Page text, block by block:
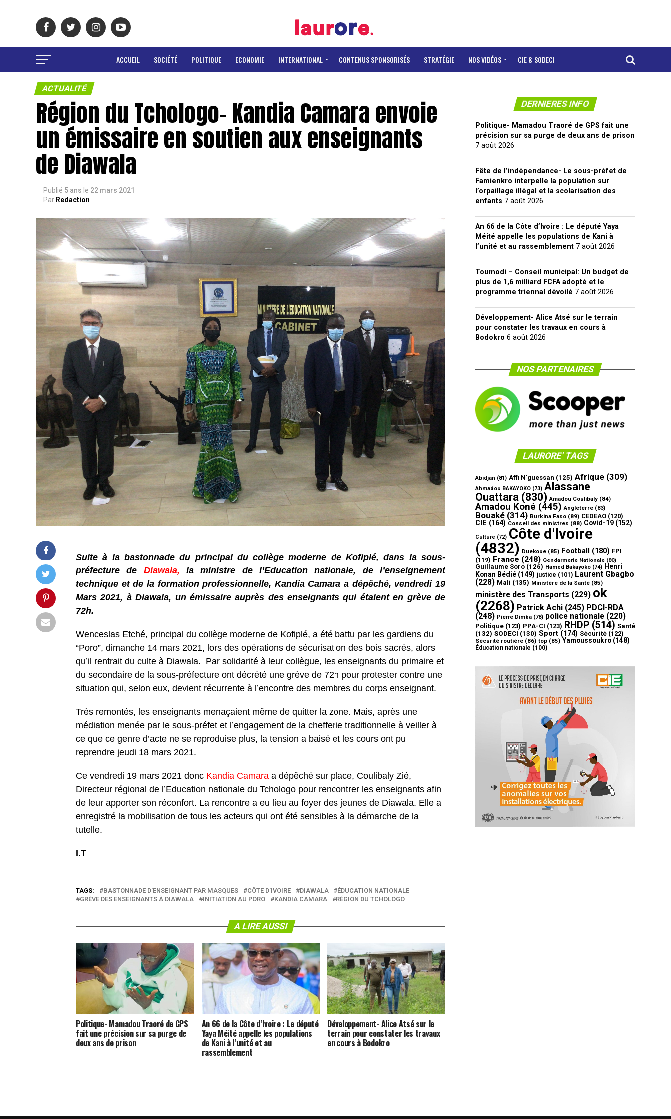
ACCUEIL SOCIÉTÉ POLITIQUE ECONOMIE INTERNATIONAL CONTENUS SPONSORISÉS STRATÉGIE NOS VIDÉOS CIE & SODECI
ACTUALITÉ
Région du Tchologo- Kandia Camara envoie
un émissaire en soutien aux enseignants
de Diawala
Publié 5 ans le 22 mars 2021
Par Redaction
Suite à la bastonnade du principal du collège moderne de Kofiplé, dans la sous-
préfecture de Diawala, la ministre de l’Education nationale, de l’enseignement
technique et de la formation professionnelle, Kandia Camara a dépêché, vendredi 19
Mars 2021, à Diawala, un émissaire auprès des enseignants qui étaient en grève de
72h.
Wenceslas Etché, principal du collège moderne de Kofiplé, a été battu par les gardiens du
“Poro”, dimanche 14 mars 2021, lors des opérations de sécurisation des bois sacrés, alors
qu’il rentrait du culte à Diawala. Par solidarité à leur collègue, les enseignants du primaire et
du secondaire de la sous-préfecture ont décrété une grève de 72h pour protester contre une
situation qui, selon eux, devient récurrente à l’encontre des membres du corps enseignant.
Très remontés, les enseignants menaçaient même de quitter la zone. Mais, après une
médiation menée par le sous-préfet et l’engagement de la chefferie traditionnelle à veiller à
ce que ce genre d’acte ne se reproduise plus, la tension a baisé et les cours ont pu
reprendre jeudi 18 mars 2021.
Ce vendredi 19 mars 2021 donc Kandia Camara a dépêché sur place, Coulibaly Zié,
Directeur régional de l’Education nationale du Tchologo pour rencontrer les enseignants afin
de leur apporter son réconfort. La rencontre a eu lieu au foyer des jeunes de Diawala. Elle a
enregistré la mobilisation de tous les acteurs qui ont été sensibles à la démarche de la
tutelle.
I.T
TAGS: BASTONNADE D'ENSEIGNANT PAR MASQUES CÔTE D'IVOIRE DIAWALA
ÉDUCATION NATIONALE
GRÈVE DES ENSEIGNANTS À DIAWALA
INITIATION AU PORO KANDIA CAMARA RÉGION DU TCHOLOGO
A LIRE AUSSI
Politique- Mamadou Traoré de GPS
fait une précision sur sa purge de
deux ans de prison
An 66 de la Côte d’Ivoire : Le député
Yaya Méité appelle les populations
de Kani à l’unité et au
rassemblement
Développement- Alice Atsé sur le
terrain pour constater les travaux
en cours à Bodokro
DERNIERES INFO
Politique- Mamadou Traoré de GPS fait une
précision sur sa purge de deux ans de prison
7 août 2026
Fête de l’indépendance- Le sous-préfet de
Famienkro interpelle la population sur
l’orpaillage illégal et la scolarisation des
enfants 7 août 2026
An 66 de la Côte d’Ivoire : Le député Yaya
Méité appelle les populations de Kani à
l’unité et au rassemblement 7 août 2026
Toumodi – Conseil municipal: Un budget de
plus de 1,6 milliard FCFA adopté et le
programme triennal dévoilé 7 août 2026
Développement- Alice Atsé sur le terrain
pour constater les travaux en cours à
Bodokro 6 août 2026
NOS PARTENAIRES
LAURORE’ TAGS
Abidjan (81) Affi N'guessan (125) Afrique (309)
Ahmadou BAKAYOKO (73) Alassane
Ouattara (830) Amadou Coulibaly (84)
Amadou Koné (445) Angleterre (83)
Bouaké (314) Burkina Faso (89) CEDEAO (120)
CIE (164) Conseil des ministres (88) Covid-19 (152)
Culture (72) Côte d'Ivoire
(4832) Duekoue (85) Football (180) FPI
(119) France (248) Gendarmerie Nationale (80)
Guillaume Soro (126) Hamed Bakayoko (74) Henri
Konan Bédié (149) justice (101) Laurent Gbagbo
(228) Mali (135) Ministère de la Santé (85)
ministère des Transports (229) ok
(2268) Patrick Achi (245) PDCI-RDA
(248) Pierre Dimba (78) police nationale (220)
Politique (123) PPA-CI (123) RHDP (514) Santé
(132) SODECI (130) Sport (174) Sécurité (122)
Sécurité routière (86) top (85) Yamoussoukro (148)
Éducation nationale (100)